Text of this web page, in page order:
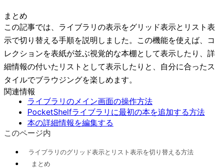
まとめ
この記事では、ライブラリの表示をグリッド表示とリスト表
示で切り替える手順を説明しました。この機能を使えば、コ
レクションを表紙が並ぶ視覚的な本棚として表示したり、詳
細情報の付いたリストとして表示したりと、自分に合ったス
タイルでブラウジングを楽しめます。
関連情報
ライブラリのメイン画面の操作方法
PocketShelfライブラリに最初の本を追加する方法
本の詳細情報を編集する
このページ内
ライブラリのグリッド表示とリスト表示を切り替える方法
まとめ